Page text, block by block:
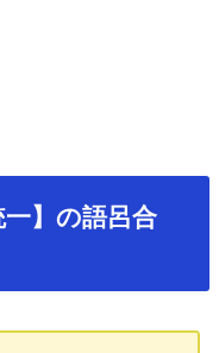
一】の語呂合